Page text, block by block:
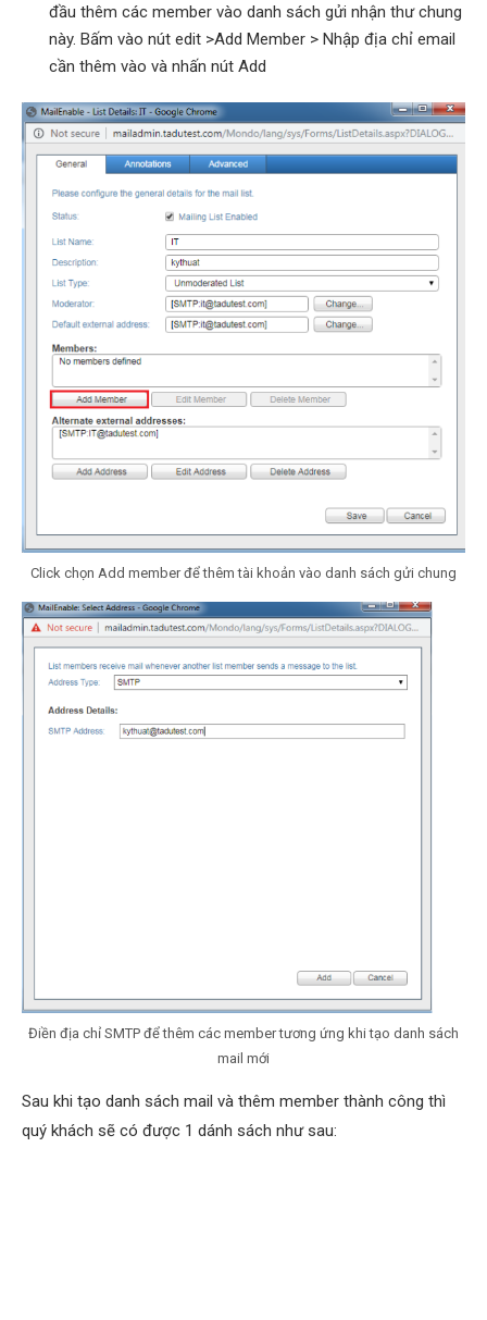
đầu thêm các member vào danh sách gửi nhận thư chung
này. Bấm vào nút edit >Add Member > Nhập địa chỉ email
cần thêm vào và nhấn nút Add
Click chọn Add member để thêm tài khoản vào danh sách gửi chung
Điền địa chỉ SMTP để thêm các member tương ứng khi tạo danh sách
mail mới
Sau khi tạo danh sách mail và thêm member thành công thì
quý khách sẽ có được 1 dánh sách như sau: